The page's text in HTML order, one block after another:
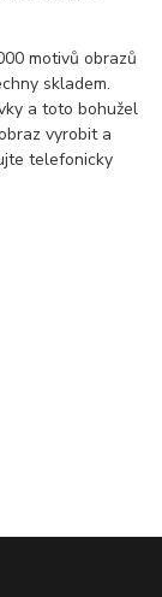
motivů obrazů
skladem.
a toto bohužel
vyrobit a
telefonicky